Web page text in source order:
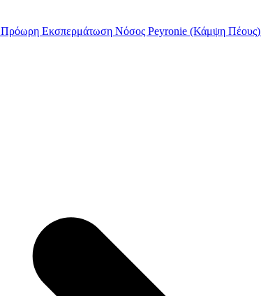
Πρόωρη Εκσπερμάτωση Νόσος Peyronie (Κάμψη Πέους)